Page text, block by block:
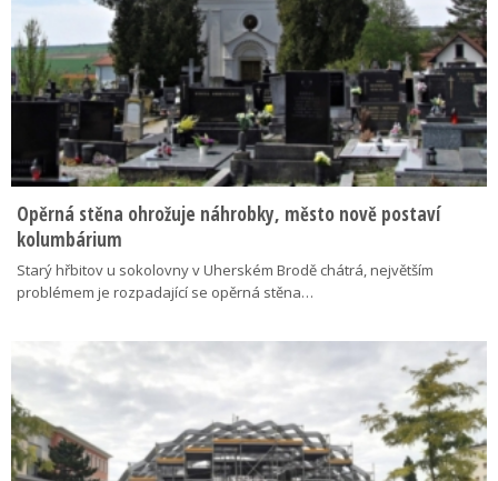
Opěrná stěna ohrožuje náhrobky, město nově postaví
kolumbárium
Starý hřbitov u sokolovny v Uherském Brodě chátrá, největším
problémem je rozpadající se opěrná stěna…